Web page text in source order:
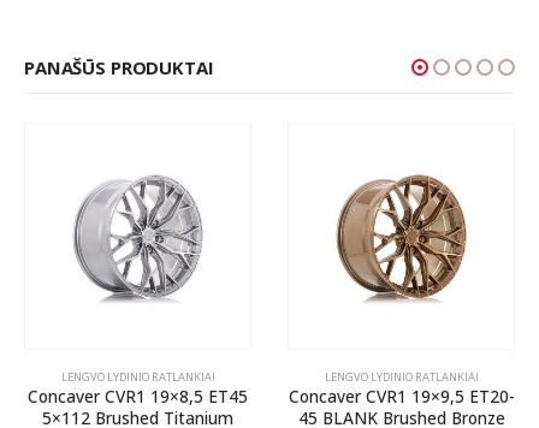
PANAŠŪS PRODUKTAI
LENGVO LYDINIO RATLANKIAI
Concaver CVR1 19×8,5 ET45
5×112 Brushed Titanium
LENGVO LYDINIO RATLANKIAI
Concaver CVR1 19×9,5 ET20-
45 BLANK Brushed Bronze